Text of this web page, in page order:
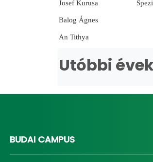
Josef Kurusa
Balog Ágnes
An Tithya
Utóbbi
BUDAI CAMPUS